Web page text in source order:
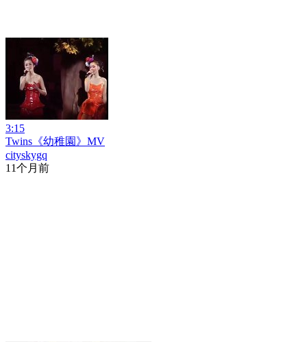
3:15
Twins《幼稚園》MV
cityskygq
11个月前